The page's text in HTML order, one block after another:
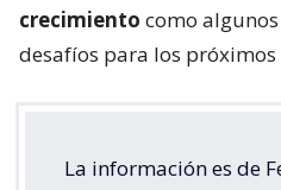
crecimiento como
desafíos para los próximos
La información es de